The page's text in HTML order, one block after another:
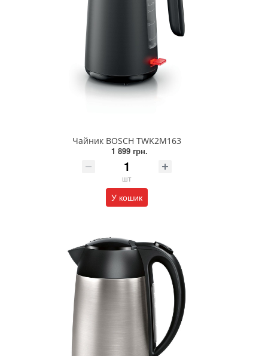
Чайник BOSCH TWK2M163
1 899 грн.
шт
У кошик